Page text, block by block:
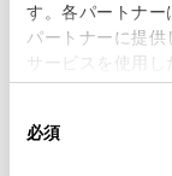
す。各パートナー
パートナーに提
サービスを使用
使用することが
必須
近畿
滋賀県